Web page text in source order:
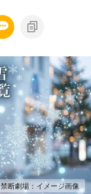
禁断劇場：イメージ画像